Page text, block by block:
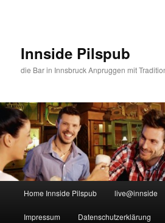
Innside Pilspub
die Bar in Innsbruck Anpruggen mit
Home Innside Pilspub live@innside
Impressum Datenschutzerklärung